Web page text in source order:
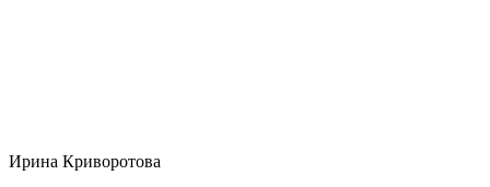
Ирина Криворотова